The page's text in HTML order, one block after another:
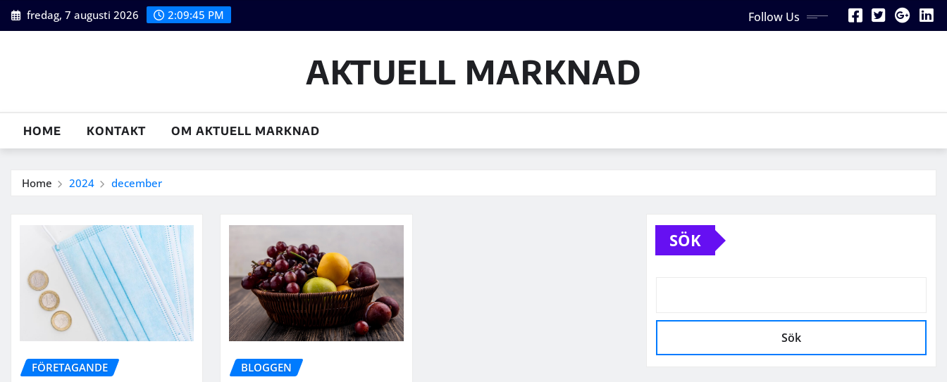
Skip
to
fredag, 7 augusti 2026 2:09:45 PM Follow Us
AKTUELL MARKNAD
HOME KONTAKT OM AKTUELL MARKNAD
Home 2024 december
FÖRETAGANDE BLOGGEN
SÖK
Sök